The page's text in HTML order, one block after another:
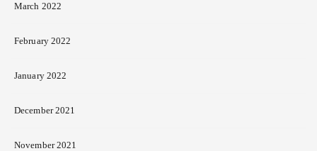
March 2022
February 2022
January 2022
December 2021
November 2021